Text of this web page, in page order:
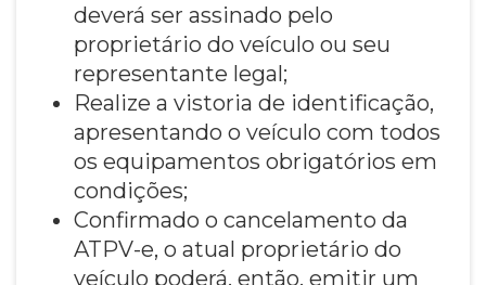
deverá ser assinado pelo
proprietário do veículo ou seu
representante legal;
Realize a vistoria de identificação,
apresentando o veículo com todos
os equipamentos obrigatórios em
condições;
Confirmado o cancelamento da
ATPV-e, o atual proprietário do
veículo poderá, então, emitir um